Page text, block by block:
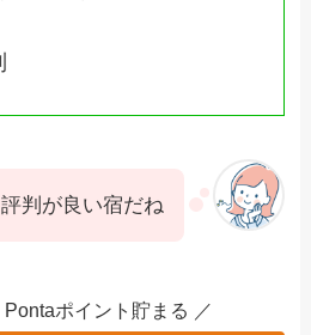
判が良い宿だね
ポイント貯まる ／